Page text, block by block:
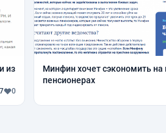
из
0
Минфин хочет сэкономить на
пенсионерах